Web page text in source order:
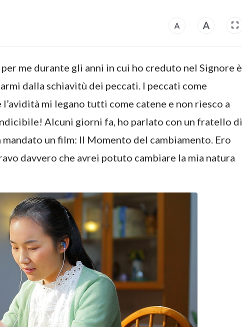
me durante gli anni in cui ho creduto nel Signore è
dalla schiavitù dei peccati. I peccati come
l’avidità mi legano tutti come catene e non riesco a
Alcuni giorni fa, ho parlato con un fratello di
un film: Il Momento del cambiamento. Ero
davvero che avrei potuto cambiare la mia natura